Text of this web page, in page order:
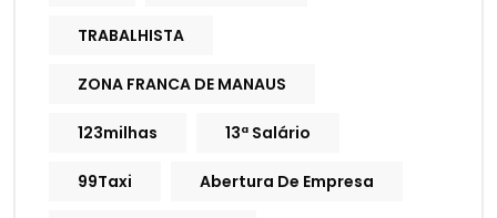
TRABALHISTA
ZONA FRANCA DE MANAUS
123milhas 13ª Salário
99Taxi Abertura De Empresa